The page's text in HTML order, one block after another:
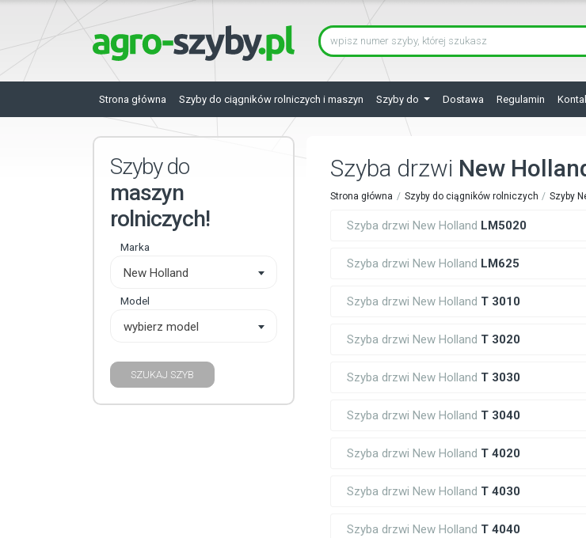
Strona główna Szyby do ciągników rolniczych i maszyn Szyby do Dostawa Regulamin
Szyby do
maszyn
rolniczych!
Marka
New Holland
Model
wybierz model
SZUKAJ SZYB
Szyba drzwi New
Strona główna Szyby do ciągników rolniczych Szyby
Szyba drzwi New Holland LM5020
Szyba drzwi New Holland LM625
Szyba drzwi New Holland T 3010
Szyba drzwi New Holland T 3020
Szyba drzwi New Holland T 3030
Szyba drzwi New Holland T 3040
Szyba drzwi New Holland T 4020
Szyba drzwi New Holland T 4030
Szyba drzwi New Holland T 4040